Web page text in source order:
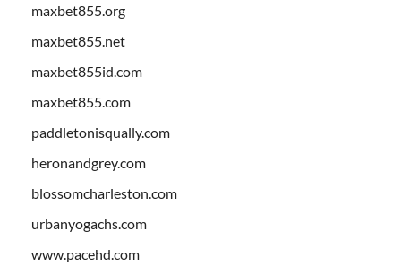
maxbet855.org
maxbet855.net
maxbet855id.com
maxbet855.com
paddletonisqually.com
heronandgrey.com
blossomcharleston.com
urbanyogachs.com
www.pacehd.com